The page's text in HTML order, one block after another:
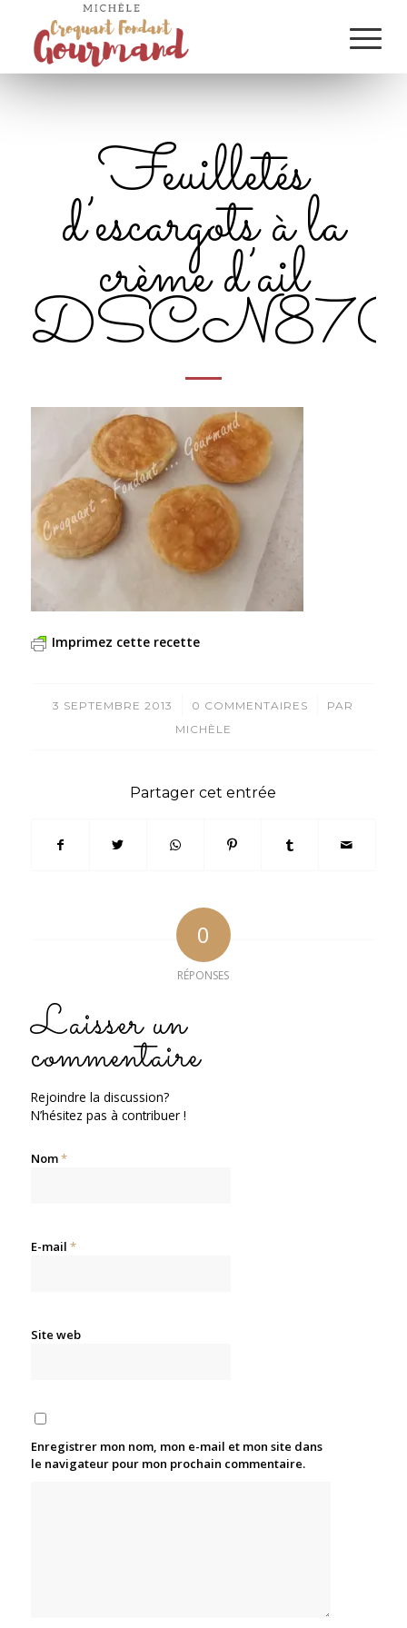
Feuilletés
d’escargots à la
crème d’ail
Imprimez cette recette
3 SEPTEMBRE 2013
/ 0 COMMENTAIRES
/
PAR
MICHÈLE
Partager cet entrée
0
RÉPONSES
Laisser un
commentaire
Rejoindre la discussion?
N’hésitez pas à contribuer !
Nom*
E-mail *
Site web
Enregistrer mon nom, mon e-mail et mon site dans
le navigateur pour mon prochain commentaire.